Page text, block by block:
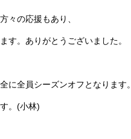
々の応援もあり、
す。ありがとうございました。
に全員シーズンオフとなります。
。(小林)